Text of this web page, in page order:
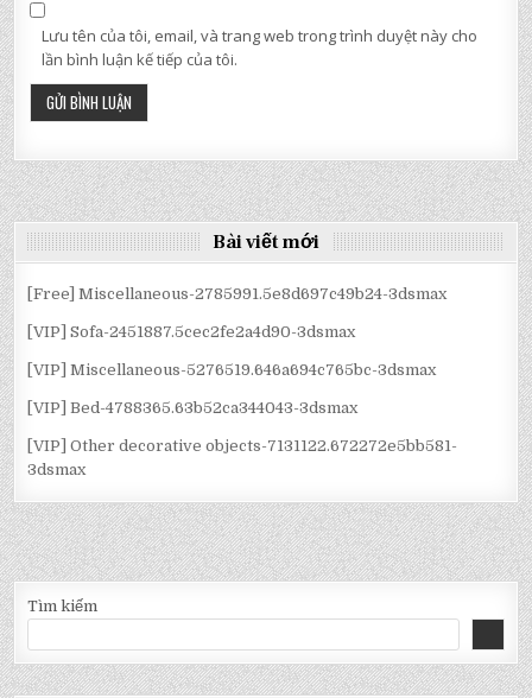
Lưu tên của tôi, email, và trang web trong trình duyệt này cho
lần bình luận kế tiếp của tôi.
Bài viết mới
[Free] Miscellaneous-2785991.5e8d697c49b24-3dsmax
[VIP] Sofa-2451887.5cec2fe2a4d90-3dsmax
[VIP] Miscellaneous-5276519.646a694c765bc-3dsmax
[VIP] Bed-4788365.63b52ca344043-3dsmax
[VIP] Other decorative objects-7131122.672272e5bb581-
3dsmax
Tìm kiếm